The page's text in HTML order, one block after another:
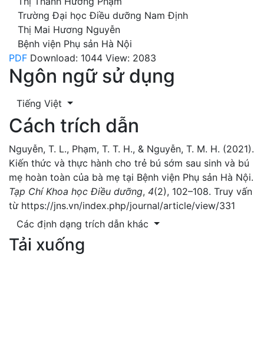
Trường Đại học Điều dưỡng Nam Định
Thị Mai Hương Nguyễn
Bệnh viện Phụ sản Hà Nội
PDF Download: 1044 View: 2083
Ngôn ngữ sử dụng
Tiếng Việt
Cách trích dẫn
Nguyễn, T. L., Phạm, T. T. H., & Nguyễn, T. M. H. (2021).
Kiến thức và thực hành cho trẻ bú sớm sau sinh và bú
mẹ hoàn toàn của bà mẹ tại Bệnh viện Phụ sản Hà Nội.
Tạp Chí Khoa học Điều dưỡng, 4(2), 102–108. Truy vấn
từ https://jns.vn/index.php/journal/article/view/331
Các định dạng trích dẫn khác
Tải xuống